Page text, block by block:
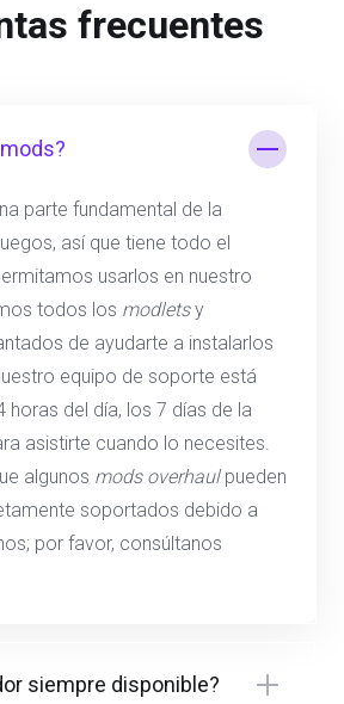
frecuentes
parte fundamental de la
así que tiene todo el
usarlos en nuestro
todos los modletsy
de ayudarte a instalarlos
equipo de soporte está
horas del día, los 7 días de la
asistirte cuando lo necesites.
algunos mods overhaulpueden
soportados debido a
por favor, consúltanos
siempre disponible?